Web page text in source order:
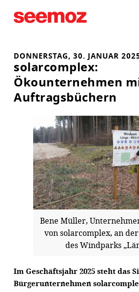
Inhalt
DONNERSTAG, 30. JANUAR
solarcomplex:
Ökounternehmen
Auftragsbüchern
Bene Müller,
von solarcomplex, an
des Windparks
Im Geschäftsjahr 2025 steht das
Bürgerunternehmen